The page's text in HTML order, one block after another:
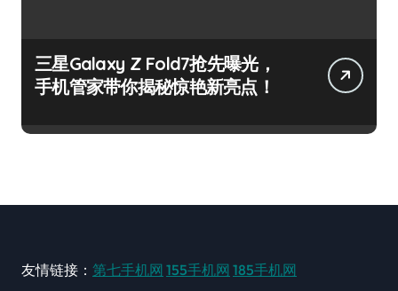
三星Galaxy Z Fold7抢先曝光，
手机管家带你揭秘惊艳新亮点！
友情链接： 第七手机网 155手机网 185手机网